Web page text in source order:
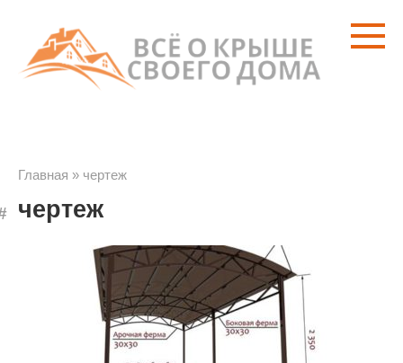
контенту
Главная » чертеж
чертеж